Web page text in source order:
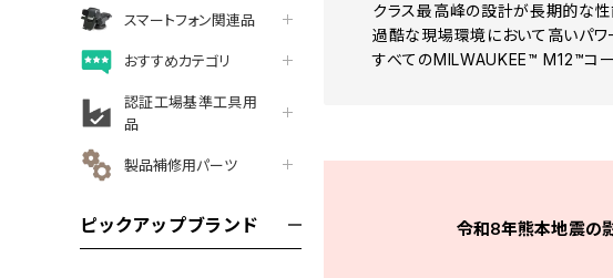
スマートフォン関連品
おすすめカテゴリ
認証工場基準工具用
品
製品補修用パーツ
ピックアップブランド
クラス最高峰の設計が長期的な
過酷な現場環境において高いパワ
すべてのMILWAUKEE™ M12™コ
令和8年熊本地震の